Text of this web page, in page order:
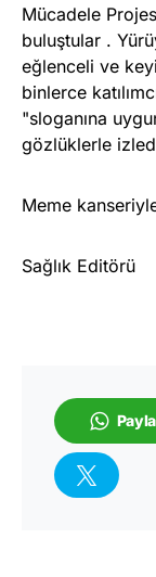
Mücadele
buluştular .
eğlenceli ve
binlerce
"sloganına
gözlüklerle
Meme
Sağlık Editörü